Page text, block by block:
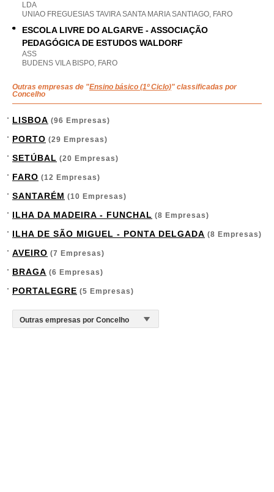
LDA
UNIAO FREGUESIAS TAVIRA SANTA MARIA SANTIAGO, FARO
ESCOLA LIVRE DO ALGARVE - ASSOCIAÇÃO
PEDAGÓGICA DE ESTUDOS WALDORF
ASS
BUDENS VILA BISPO, FARO
Outras empresas de "Ensino básico (1º Ciclo)" classificadas por
Concelho
LISBOA (96 Empresas)
PORTO (29 Empresas)
SETÚBAL (20 Empresas)
FARO (12 Empresas)
SANTARÉM (10 Empresas)
ILHA DA MADEIRA - FUNCHAL (8 Empresas)
ILHA DE SÃO MIGUEL - PONTA DELGADA (8 Empresas)
AVEIRO (7 Empresas)
BRAGA (6 Empresas)
PORTALEGRE (5 Empresas)